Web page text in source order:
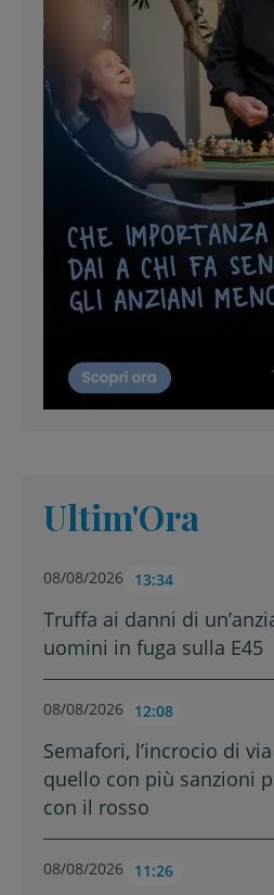
Ultim'Ora
08/08/2026 13:34
Truffa ai danni di
uomini in fuga sulla E45
08/08/2026 12:08
Semafori, l’incrocio di
quello con più sanzioni
con il rosso
08/08/2026 11:26